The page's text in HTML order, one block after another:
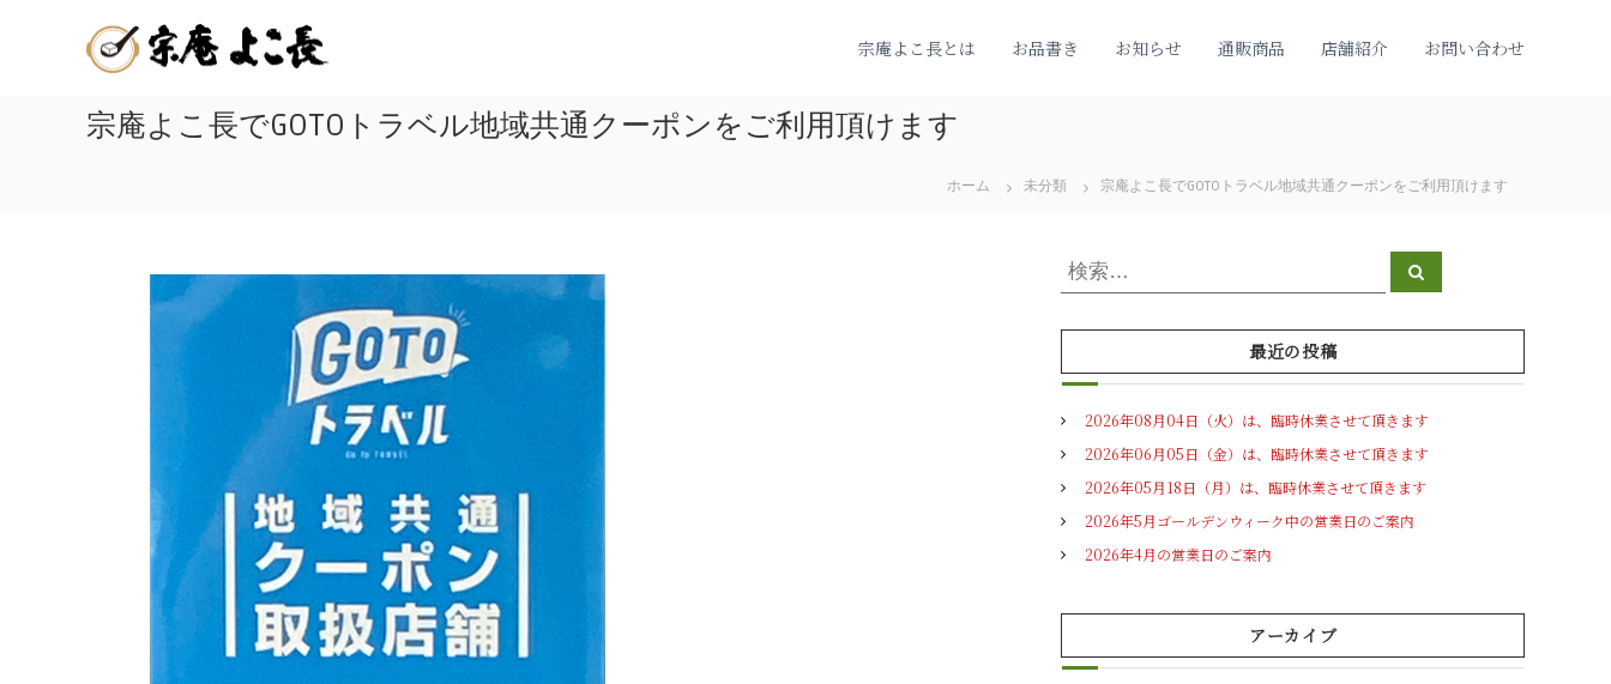
湯
祥
の
店
|
宗
庵
よ
長
嬉
の
美
味
し
温
泉
湯
豆
腐
宗庵よこ長とは お品書き お知らせ 通販商品 店舗紹介 お問い合わせ
宗庵よこ長でGOTOトラベル地域共通クーポンをご利用頂けます
ホーム 未分類 宗庵よこ長でGOTOトラベル地域共通クーポンをご利用頂けます
検
索
対
:
検
索
最近の投稿
2026年08月04日（火）は、臨時休業させて頂きます
2026年06月05日（金）は、臨時休業させて頂きます
2026年05月18日（月）は、臨時休業させて頂きます
2026年5月ゴールデンウィーク中の営業日のご案内
2026年4月の営業日のご案内
アーカイブ